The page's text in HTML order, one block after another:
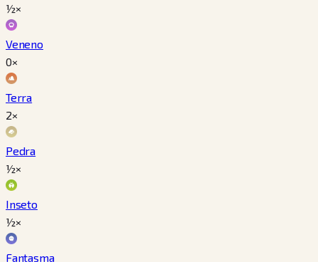
½×
Veneno
0×
Terra
2×
Pedra
½×
Inseto
½×
Fantasma